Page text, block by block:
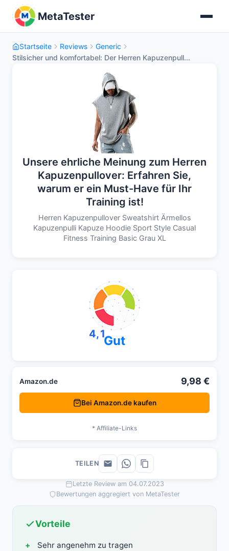
MetaTester
Startseite Reviews
Generic
Stilsicher und komfortabel: Der Herren Kapuzenpull...
Unsere ehrliche Meinung zum Herren
Kapuzenpullover: Erfahren Sie,
warum er ein Must-Have für Ihr
Training ist!
Herren Kapuzenpullover Sweatshirt Ärmellos
Kapuzenpulli Kapuze Hoodie Sport Style Casual
Fitness Training Basic Grau XL
Letzte Review am 04.07.2023
Bewertungen aggregiert von MetaTester
Vorteile
Sehr angenehm zu tragen
4,1Gut
Amazon.de 9,98 €
Bei Amazon.de kaufen
* Affiliate-Links
TEILEN